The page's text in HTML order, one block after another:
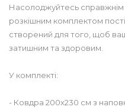
Насолоджуйтесь справжнім
розкішним комплектом
створений для того, щоб
затишним та здоровим.
У комплекті:
- Ковдра 200х230 см з